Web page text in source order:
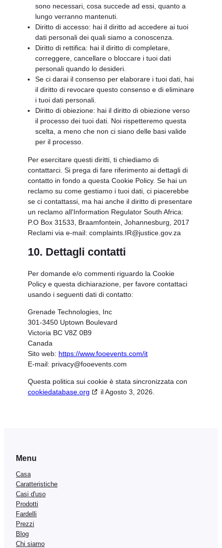
sono necessari, cosa succede ad essi, quanto a
lungo verranno mantenuti.
Diritto di accesso: hai il diritto ad accedere ai tuoi
dati personali dei quali siamo a conoscenza.
Diritto di rettifica: hai il diritto di completare,
correggere, cancellare o bloccare i tuoi dati
personali quando lo desideri.
Se ci darai il consenso per elaborare i tuoi dati, hai
il diritto di revocare questo consenso e di eliminare
i tuoi dati personali.
Diritto di obiezione: hai il diritto di obiezione verso
il processo dei tuoi dati. Noi rispetteremo questa
scelta, a meno che non ci siano delle basi valide
per il processo.
Per esercitare questi diritti, ti chiediamo di
contattarci. Si prega di fare riferimento ai dettagli di
contatto in fondo a questa Cookie Policy. Se hai un
reclamo su come gestiamo i tuoi dati, ci piacerebbe
se ci contattassi, ma hai anche il diritto di presentare
un reclamo all'Information Regulator South Africa:
P.O Box 31533, Braamfontein, Johannesburg, 2017
Reclami via e-mail: complaints.IR@justice.gov.za
10. Dettagli contatti
Per domande e/o commenti riguardo la Cookie
Policy e questa dichiarazione, per favore contattaci
usando i seguenti dati di contatto:
Grenade Technologies, Inc
301-3450 Uptown Boulevard
Victoria BC V8Z 0B9
Canada
Sito web: https://www.fooevents.com/it
E-mail: privacy@fooevents.com
Questa politica sui cookie è stata sincronizzata con
cookiedatabase.org
il Agosto 3, 2026.
Menu
Casa
Caratteristiche
Casi d'uso
Prodotti
Fardelli
Prezzi
Blog
Chi siamo